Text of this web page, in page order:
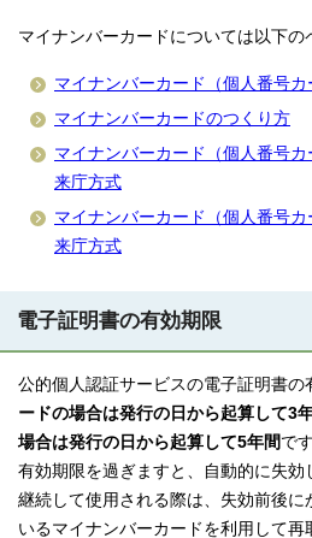
マイナンバーカードについては以下の
マイナンバーカード（個人番号カ
マイナンバーカードのつくり方
マイナンバーカード（個人番号
来庁方式
マイナンバーカード（個人番号
来庁方式
電子証明書の有効期限
公的個人認証サービスの電子証明書の
ードの場合は発行の日から起算して3
場合は発行の日から起算して5年間 です
有効期限を過ぎますと、自動的に失効
継続して使用される際は、失効前後に
いるマイナンバーカードを利用して再